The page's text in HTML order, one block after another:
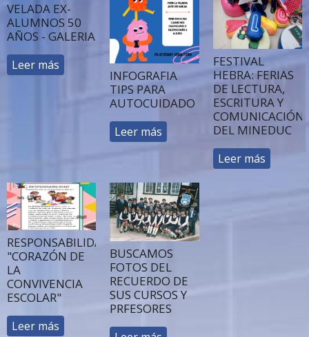
VELADA EX-
ALUMNOS 50
AÑOS - GALERIA
Leer más
INFOGRAFIA
TIPS PARA
AUTOCUIDADO
Leer más
FESTIVAL
HEBRA: FERIAS
DE LECTURA,
ESCRITURA Y
COMUNICACIÓN
DEL MINEDUC
Leer más
RESPONSABILIDAD
"CORAZÓN DE
LA
CONVIVENCIA
ESCOLAR"
Leer más
BUSCAMOS
FOTOS DEL
RECUERDO DE
SUS CURSOS Y
PRFESORES